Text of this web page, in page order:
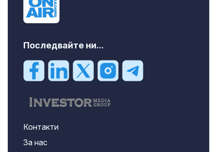
Последвайте ни...
Контакти
За нас